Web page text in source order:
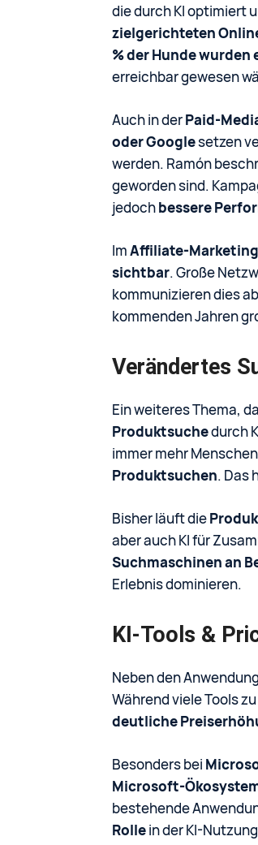
die durch KI optimiert
zielgerichteten
% der Hunde
erreichbar gewesen
Auch in derPaid-
oder Googlesetzen
werden. Ramón
geworden sind.
jedochbessere
ImAffiliate-Marketing
sichtbar. Große
kommunizieren dies
kommenden Jahren
Verändertes
Ein weiteres Thema,
Produktsuchedurch
immer mehr Menschen
Produktsuchen. Das
Bisher läuft die
aber auch KI für
Suchmaschinen an
Erlebnis dominieren.
KI-Tools &
Neben den
Während viele Tools
deutliche
Besonders bei
Microsoft-
bestehende
Rollein der KI-